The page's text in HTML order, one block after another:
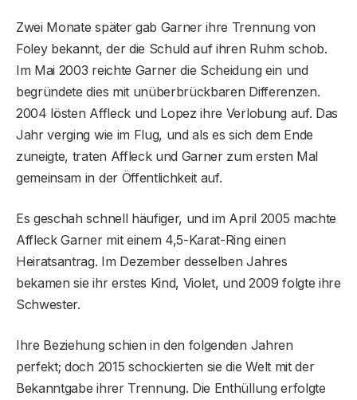
Zwei Monate später gab Garner ihre Trennung von
Foley bekannt, der die Schuld auf ihren Ruhm schob.
Im Mai 2003 reichte Garner die Scheidung ein und
begründete dies mit unüberbrückbaren Differenzen.
2004 lösten Affleck und Lopez ihre Verlobung auf. Das
Jahr verging wie im Flug, und als es sich dem Ende
zuneigte, traten Affleck und Garner zum ersten Mal
gemeinsam in der Öffentlichkeit auf.
Es geschah schnell häufiger, und im April 2005 machte
Affleck Garner mit einem 4,5-Karat-Ring einen
Heiratsantrag. Im Dezember desselben Jahres
bekamen sie ihr erstes Kind, Violet, und 2009 folgte ihre
Schwester.
Ihre Beziehung schien in den folgenden Jahren
perfekt; doch 2015 schockierten sie die Welt mit der
Bekanntgabe ihrer Trennung. Die Enthüllung erfolgte